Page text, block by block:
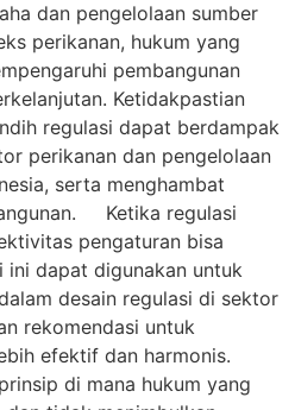
dan pengelolaan sumber
perikanan, hukum yang
pembangunan
Ketidakpastian
regulasi dapat berdampak
perikanan dan pengelolaan
serta menghambat
Ketika regulasi
pengaturan bisa
ini dapat digunakan untuk
desain regulasi di sektor
rekomendasi untuk
efektif dan harmonis.
di mana hukum yang